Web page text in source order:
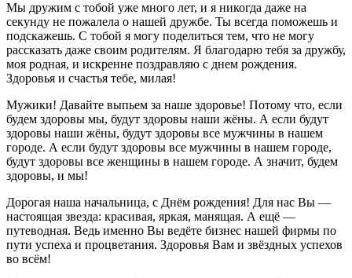
Мы дружим с тобой уже много лет, и я никогда даже на
секунду не пожалела о нашей дружбе. Ты всегда поможешь и
подскажешь. С тобой я могу поделиться тем, что не могу
рассказать даже своим родителям. Я благодарю тебя за дружбу,
моя родная, и искренне поздравляю с днем рождения.
Здоровья и счастья тебе, милая!
Мужики! Давайте выпьем за наше здоровье! Потому что, если
будем здоровы мы, будут здоровы наши жёны. А если будут
здоровы наши жёны, будут здоровы все мужчины в нашем
городе. А если будут здоровы все мужчины в нашем городе,
будут здоровы все женщины в нашем городе. А значит, будем
здоровы, и мы!
Дорогая наша начальница, с Днём рождения! Для нас Вы —
настоящая звезда: красивая, яркая, манящая. А ещё —
путеводная. Ведь именно Вы ведёте бизнес нашей фирмы по
пути успеха и процветания. Здоровья Вам и звёздных успехов
во всём!